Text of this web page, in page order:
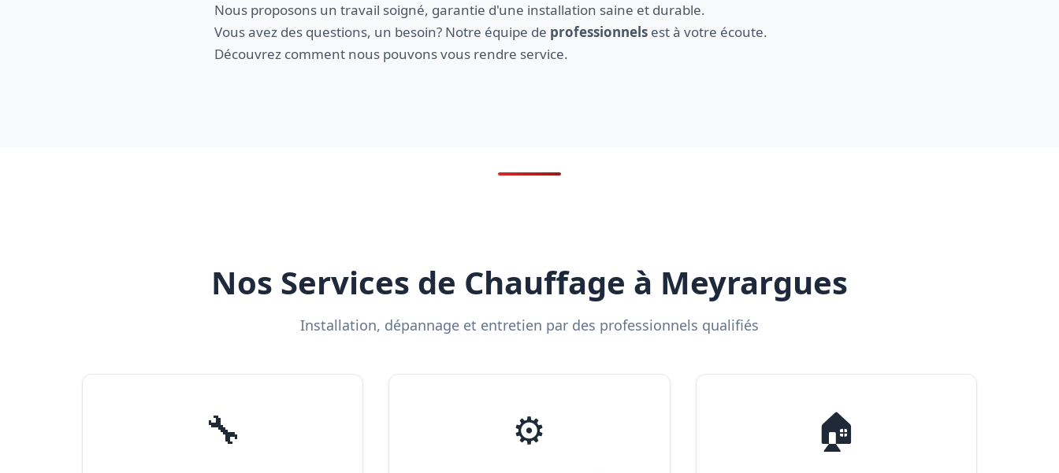
Nous proposons un travail soigné, garantie d'une installation saine et durable.
Vous avez des questions, un besoin? Notre équipe de professionnels est à votre écoute.
Découvrez comment nous pouvons vous rendre service.
Nos Services de Chauffage à Meyrargues
Installation, dépannage et entretien par des professionnels qualifiés
🔧 ⚙️ 🏠